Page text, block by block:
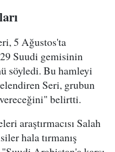
5 Ağustos'ta
Suudi gemisinin
söyledi. Bu hamleyi
Seri, grubun
vereceğini" belirtti.
araştırmacısı Salah
hala tırmanış